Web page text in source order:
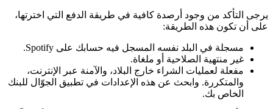
يرجى التأكد من وجود أرصدة كافية في طريقة الدفع التي اخترتها،
على أن تكون هذه الطريقة:
مسجلة في البلد نفسه المسجل فيه حسابك على Spotify.
غير منتهية الصلاحية أو ملغاة.
مفعلة لعمليات الشراء خارج البلاد، والآمنة عبر الإنترنت،
والمتكررة. وابحث عن هذه الإعدادات في تطبيق الجوّال للبنك
الخاص بك.